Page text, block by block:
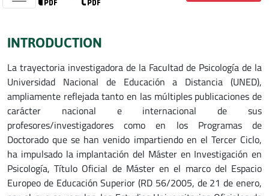
INTRODUCTION
La trayectoria investigadora de la Facultad de Psicología de la
Universidad Nacional de Educación a Distancia (UNED),
ampliamente reflejada tanto en las múltiples publicaciones de
carácter nacional e internacional de sus
profesores/investigadores como en los Programas de
Doctorado que se han venido impartiendo en el Tercer Ciclo,
ha impulsado la implantación del Máster en Investigación en
Psicología, Título Oficial de Máster en el marco del Espacio
Europeo de Educación Superior (RD 56/2005, de 21 de enero,